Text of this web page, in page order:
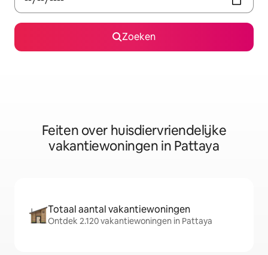
Zoeken
Feiten over huisdiervriendelijke
vakantiewoningen in Pattaya
Totaal aantal vakantiewoningen
Ontdek 2.120 vakantiewoningen in Pattaya